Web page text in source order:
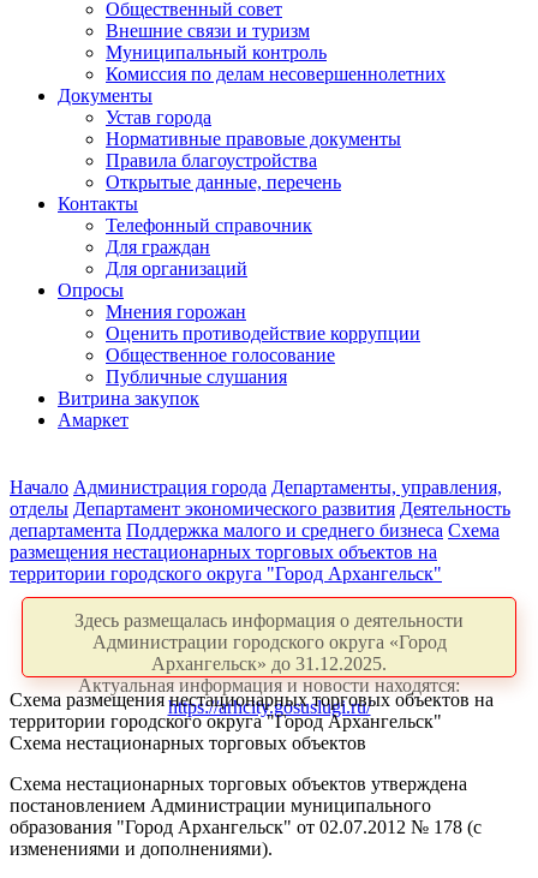
Общественный совет
Внешние связи и туризм
Муниципальный контроль
Комиссия по делам несовершеннолетних
Документы
Устав города
Нормативные правовые документы
Правила благоустройства
Открытые данные, перечень
Контакты
Телефонный справочник
Для граждан
Для организаций
Опросы
Мнения горожан
Оценить противодействие коррупции
Общественное голосование
Публичные слушания
Витрина закупок
Амаркет
Начало Администрация города Департаменты, управления,
отделы Департамент экономического развития Деятельность
департамента Поддержка малого и среднего бизнеса Схема
размещения нестационарных торговых объектов на
территории городского округа "Город Архангельск"
Здесь размещалась информация о деятельности
Администрации городского округа «Город
Архангельск» до 31.12.2025.
Актуальная информация и новости находятся:
https://arhcity.gosuslugi.ru/
Схема размещения нестационарных торговых объектов на
территории городского округа "Город Архангельск"
Схема нестационарных торговых объектов
Схема нестационарных торговых объектов утверждена
постановлением Администрации муниципального
образования "Город Архангельск" от 02.07.2012 № 178 (с
изменениями и дополнениями).